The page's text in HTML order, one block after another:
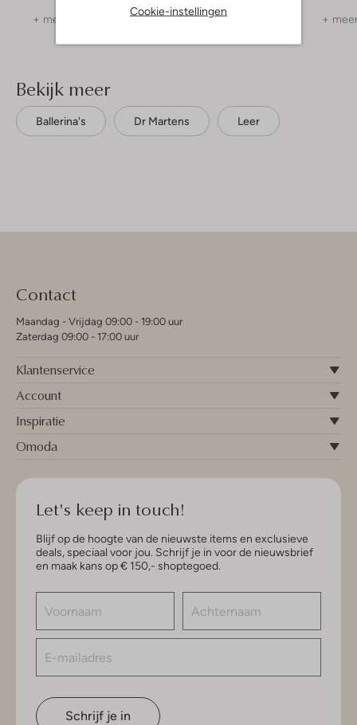
Cookie-instellingen
+ meer kleuren + meer kleuren +
Bekijk meer
Ballerina's Dr Martens Leer
Contact
Maandag - Vrijdag 09:00 - 19:00 uur
Zaterdag 09:00 - 17:00 uur
Klantenservice
Account
Inspiratie
Omoda
Let's keep in touch!
Blijf op de hoogte van de nieuwste items en exclusieve
deals, speciaal voor jou. Schrijf je in voor de nieuwsbrief
en maak kans op € 150,- shoptegoed.
Schrijf je in